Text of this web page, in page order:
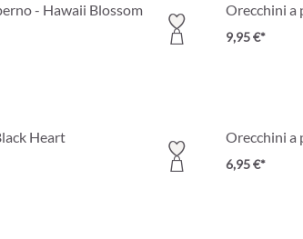
- Hawaii Blossom Orecchini a
9,95 €*
Heart Orecchini a
6,95 €*